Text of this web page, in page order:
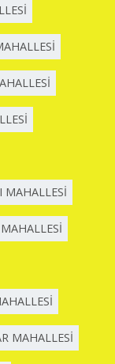
MAHALLESİ
MAHALLESİ